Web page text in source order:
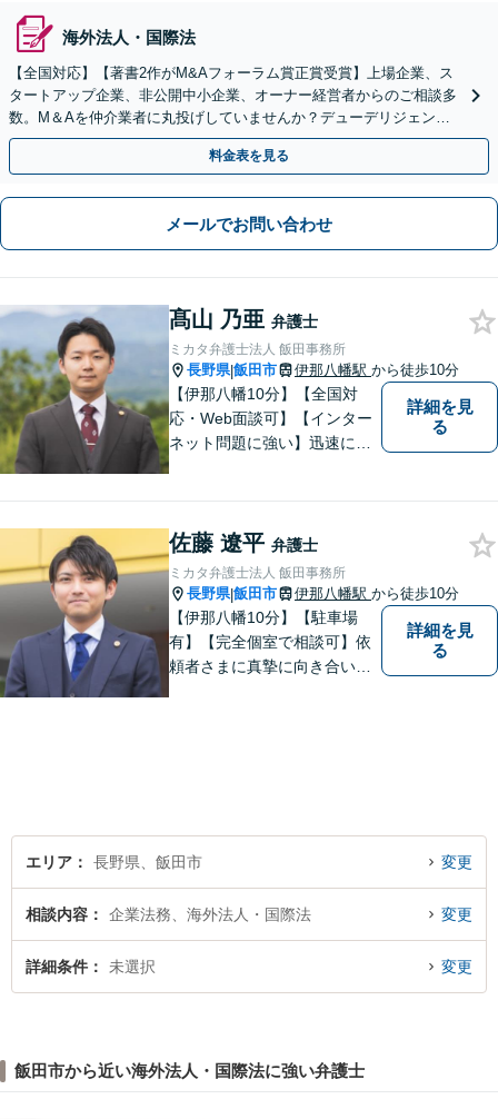
海外法人・国際法
【全国対応】【著書2作がM&Aフォーラム賞正賞受賞】上場企業、ス
タートアップ企業、非公開中小企業、オーナー経営者からのご相談多
数。M＆Aを仲介業者に丸投げしていませんか？デューデリジェンス
や契約書作成・交渉はお任せください【初回無料】
料金表を見る
メールでお問い合わせ
髙山 乃亜 弁護士
ミカタ弁護士法人 飯田事務所
長野県|飯田市 伊那八幡駅 から徒歩10分
【伊那八幡10分】【全国対
応・Web面談可】【インター
ネット問題に強い】迅速に対
のようなことでも、お気軽に
ご相談ください。
詳細を見
る
佐藤 遼平 弁護士
ミカタ弁護士法人 飯田事務所
長野県|飯田市 伊那八幡駅 から徒歩10分
【伊那八幡10分】【駐車場
有】【完全個室で相談可】依
頼者さまに真摯に向き合い、
詳細を見
る
エリア 長野県、飯田市 変更
相談内容 企業法務、海外法人・国際法 変更
詳細条件 未選択 変更
飯田市から近い海外法人・国際法に強い弁護士